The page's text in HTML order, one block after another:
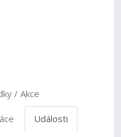
/ Akce
Události